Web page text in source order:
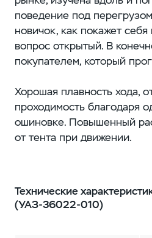
поведение под
новичок, как покажет себя
вопрос открытый. В
покупателем, который
Хорошая плавность хода,
проходимость благодаря
ошиновке. Повышенный
от тента при движении.
Технические
(УАЗ-36022‑010)